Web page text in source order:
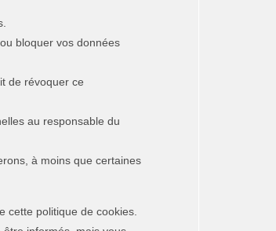
bloquer vos données
de révoquer ce
au responsable du
à moins que certaines
cette politique de cookies.